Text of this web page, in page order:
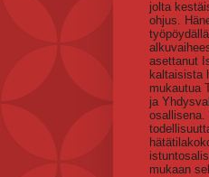
jolta
ohjus.
asettanut
kaltaisista
mukautua
ja
mukaan